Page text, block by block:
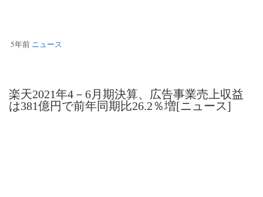
5年前 ニュース
楽天2021年4－6月期決算、広告事業売上収益
は381億円で前年同期比26.2％増[ニュース]